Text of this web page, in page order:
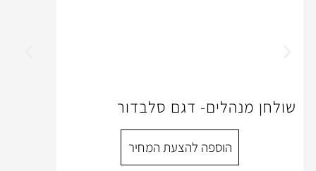
דגם סלבדור
להצעת המחיר